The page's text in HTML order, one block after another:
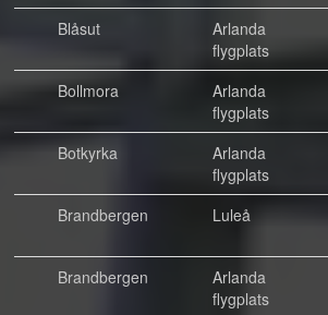
Blåsut
Arlanda
flygplats
Bollmora
Arlanda
flygplats
Botkyrka
Arlanda
flygplats
Brandbergen
Luleå
Brandbergen
Arlanda
flygplats